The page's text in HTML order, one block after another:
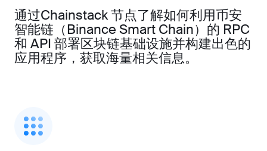
通过Chainstack 节点了解如何利用币安
智能链（Binance Smart Chain）的 RPC
和 API 部署区块链基础设施并构建出色的
应用程序，获取海量相关信息。